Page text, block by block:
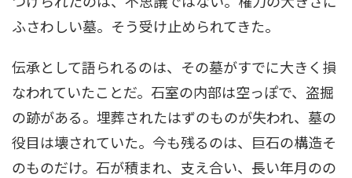
ふさわしい墓。そう受け止められてきた。
伝承として語られるのは、その墓がすでに大きく損
なわれていたことだ。石室の内部は空っぽで、盗掘
の跡がある。埋葬されたはずのものが失われ、墓の
役目は壊されていた。今も残るのは、巨石の構造そ
のものだけ。石が積まれ、支え合い、長い年月のの